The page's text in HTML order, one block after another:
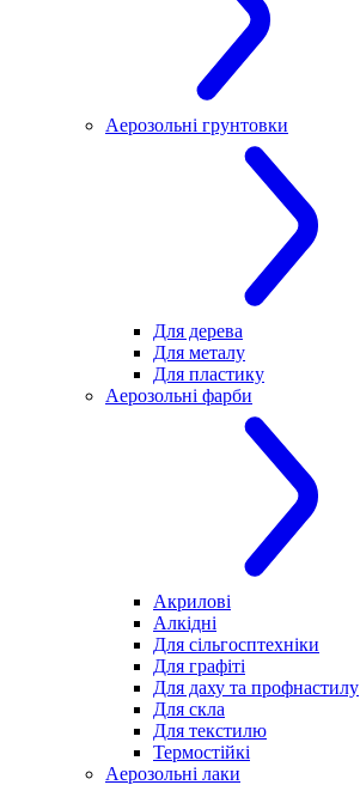
Аерозольні грунтовки
Для дерева
Для металу
Для пластику
Аерозольні фарби
Акрилові
Алкідні
Для cільгосптехніки
Для графіті
Для даху та профнастилу
Для скла
Для текстилю
Термостійкі
Аерозольні лаки